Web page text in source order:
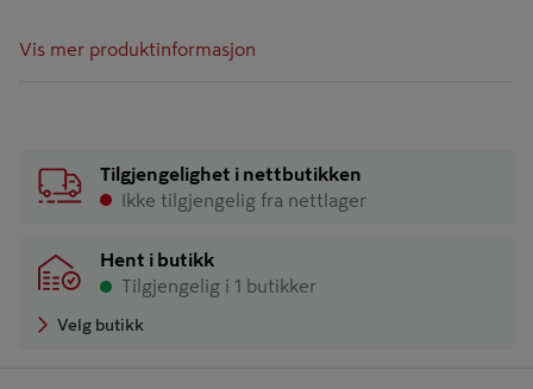
Vis mer produktinformasjon
Tilgjengelighet i nettbutikken
Ikke tilgjengelig fra nettlager
Hent i butikk
Tilgjengelig i 1 butikker
Velg butikk